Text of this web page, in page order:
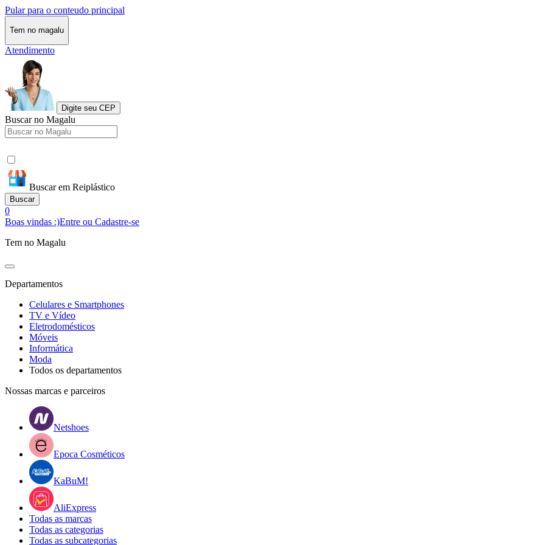
Pular para o conteudo principal
Tem no magalu
Atendimento
Digite seu CEP
Buscar no Magalu
Buscar em Reiplástico
Buscar
0
Boas vindas :)Entre ou Cadastre-se
Tem no Magalu
Departamentos
Celulares e Smartphones
TV e Vídeo
Eletrodomésticos
Móveis
Informática
Moda
Todos os departamentos
Nossas marcas e parceiros
Netshoes
Epoca Cosméticos
KaBuM!
AliExpress
Todas as marcas
Todas as categorias
Todas as subcategorias